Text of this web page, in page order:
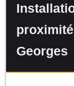
Georges